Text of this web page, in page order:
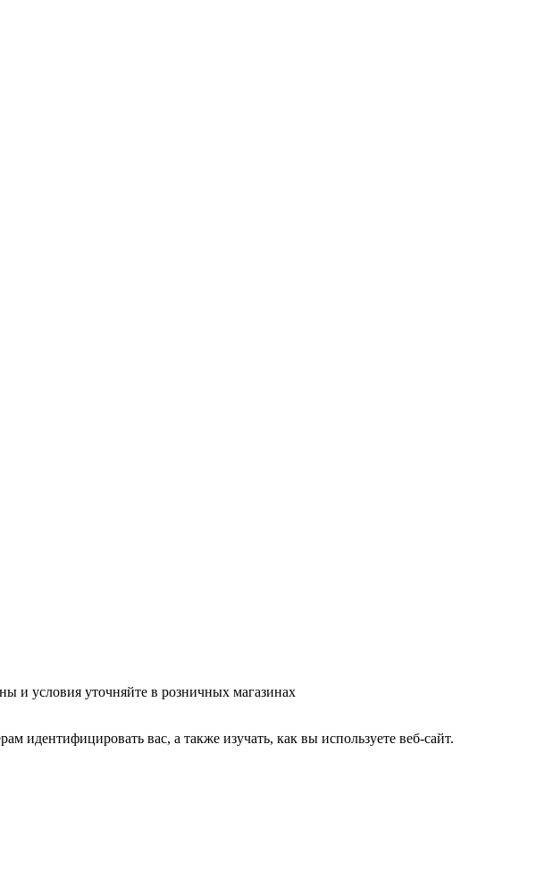
и условия уточняйте в розничных магазинах
идентифицировать вас, а также изучать, как вы используете веб-сайт.